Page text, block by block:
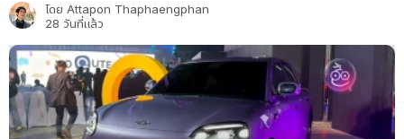
โดย Attapon Thaphaengphan
28 วันที่แล้ว